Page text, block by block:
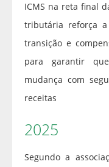
ICMS na reta final
tributária reforça
transição e
para garantir
mudança com
receitas
2025
Segundo a